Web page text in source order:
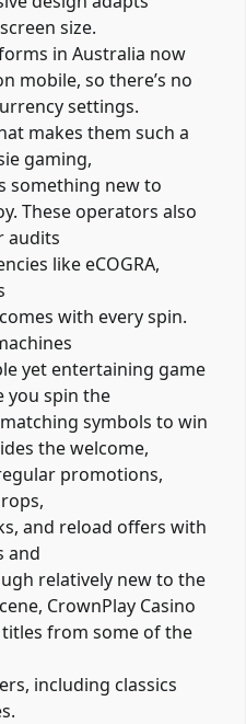
size.
in Australia now
mobile, so there’s no
settings.
makes them such a
gaming,
something new to
These operators also
audits
like eCOGRA,
with every spin.
yet entertaining game
you spin the
symbols to win
the welcome,
promotions,
and reload offers with
and
relatively new to the
CrownPlay Casino
from some of the
including classics